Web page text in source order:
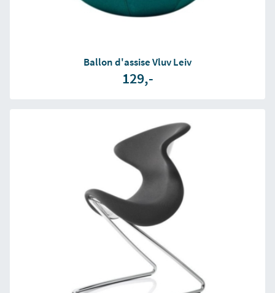
Ballon d'assise Vluv Leiv
129,-